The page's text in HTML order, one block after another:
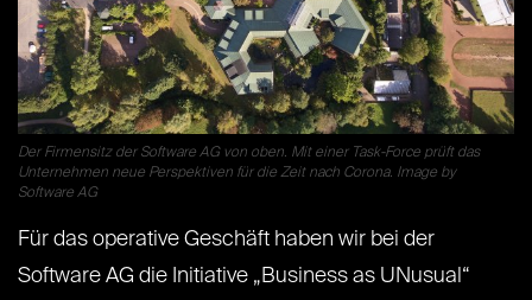
Der Firmensitz der Software AG von oben. Mit einer Task-Force prüft das
Unternehmen neue Perspektiven für die Zeit nach Corona. Image by
Software AG
Für das operative Geschäft haben wir bei der
Software AG die Initiative „Business as UNusual“